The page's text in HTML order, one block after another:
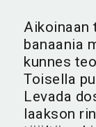
Aikoinaan
banaania
kunnes
Toisella
Levada
laakson